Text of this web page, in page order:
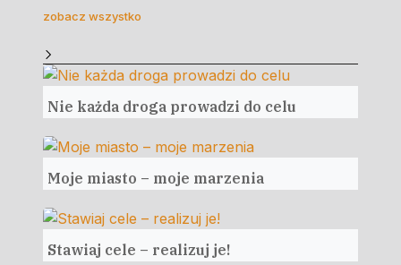
zobacz wszystko
Nie każda droga prowadzi do celu
Moje miasto – moje marzenia
Stawiaj cele – realizuj je!